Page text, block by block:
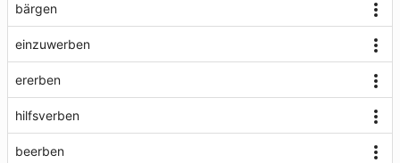
bärgen
einzuwerben
ererben
hilfsverben
beerben